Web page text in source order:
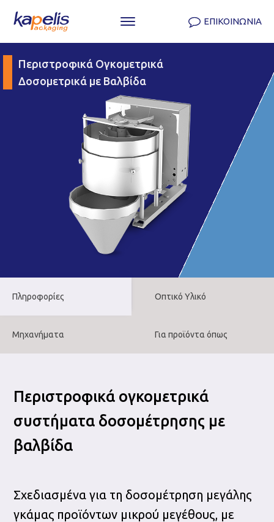
ΕΠΙΚΟΙΝΩΝΙΑ
Περιστροφικά Ογκομετρικά
Δοσομετρικά με Βαλβίδα
Πληροφορίες Οπτικό Υλικό
Μηχανήματα Για προϊόντα όπως
Περιστροφικά ογκομετρικά
συστήματα δοσομέτρησης με
βαλβίδα
Σχεδιασμένα για τη δοσομέτρηση μεγάλης
γκάμας προϊόντων μικρού μεγέθους, με